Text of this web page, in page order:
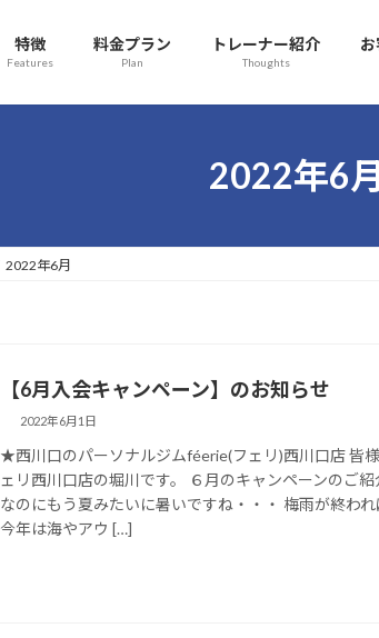
特徴
Features
料金プラン
Plan
トレーナー紹介
Thoughts
2022年6
2022年6月
【6月入会キャンペーン】のお知らせ
2022年6月1日
★西川口のパーソナルジムféerie(フェリ)西川口店 皆
ェリ西川口店の堀川です。 ６月のキャンペーンのご
なのにもう夏みたいに暑いですね・・・ 梅雨が終われ
今年は海やアウ […]